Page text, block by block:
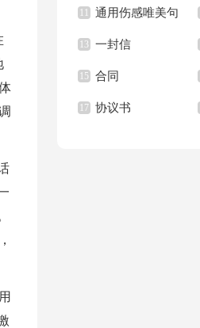
65句
范文九篇
11 通用伤感唯美句
子合集88条
13 一封信
15 合同
17 协议书